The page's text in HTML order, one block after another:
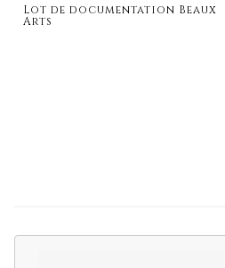
Lot de documentation Beaux
Arts